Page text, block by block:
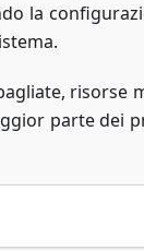
la
parte dei